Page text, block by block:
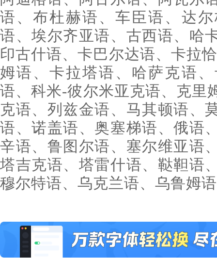
语、布杜赫语、车臣语、达
语、埃尔齐亚语、古西语、哈
印古什语、卡巴尔达语、卡拉
姆语、卡拉塔语、哈萨克语
语、科米-彼尔米亚克语、克里
克语、列兹金语、马其顿语、
语、诺盖语、奥塞梯语、俄语
辛语、鲁图尔语、塞尔维亚语
塔吉克语、塔雷什语、鞑靼语
穆尔特语、乌克兰语、乌鲁姆